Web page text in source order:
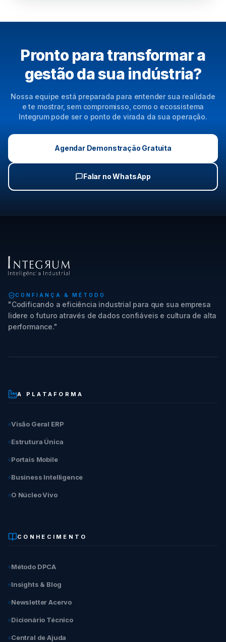
Pronto para transformar a
gestão da sua indústria?
Nossa equipe está preparada para entender sua realidade
e te mostrar, sem compromisso, como o ecossistema
Integrum pode ser o ponto de virada da sua operação.
Agendar Demonstração Gratuita
Falar no WhatsApp
CONFIANÇA & MÉTODO
"Codificando a eficiência industrial para que sua empresa
lidere o futuro através de dados confiáveis e cultura de alta
performance."
A PLATAFORMA
Visão Geral ERP
Estrutura Única
Portais Mobile
Business Intelligence
O Núcleo Vivo
CONHECIMENTO
Método DPCA
Insights & Blog
Newsletter Acervo
Dicionário Técnico
Central de Ajuda